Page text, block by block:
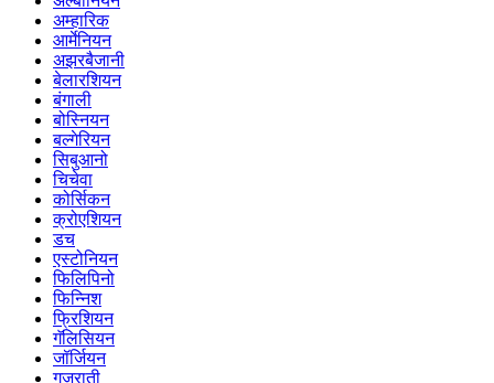
अम्हारिक
आर्मेनियन
अझरबैजानी
बेलारशियन
बंगाली
बोस्नियन
बल्गेरियन
सिबुआनो
चिचेवा
कोर्सिकन
क्रोएशियन
डच
एस्टोनियन
फिलिपिनो
फिन्निश
फ्रिशियन
गॅलिसियन
जॉर्जियन
गुजराती